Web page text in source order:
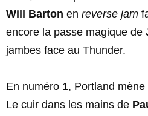
Will Barton en reverse jam
encore la passe magique de
jambes face au Thunder.
En numéro 1, Portland
Le cuir dans les mains de